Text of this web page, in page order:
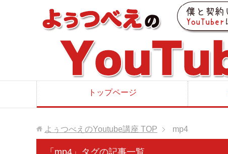
トップページ
よぅつべえのYoutube講座 TOP mp4
「mp4」タグの記事一覧